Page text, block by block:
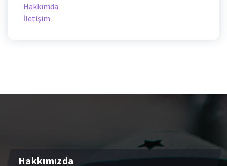
Hakkımda
İletişim
Hakkımızda